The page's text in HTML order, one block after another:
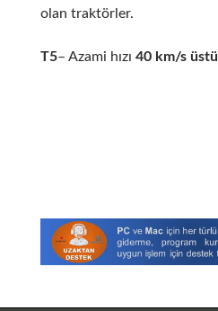
olan traktörler.
T5– Azami hızı 40 km/s üstü